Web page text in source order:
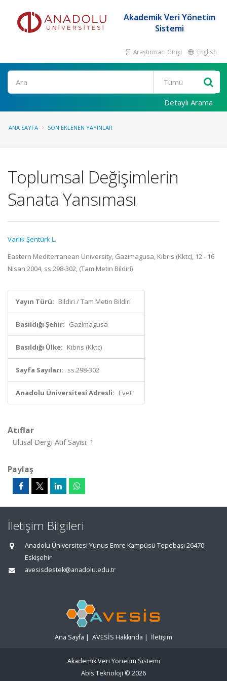
Akademik Veri Yönetim
Sistemi
Araştırmacı Girişi English
Ara
Detaylı Arama
ANA SAYFA SON EKLENEN YAYINLAR
Toplumsal Değişimlerin
Sanata Yansıması
Varlık Şentürk L.
Eastern Mediterranean University, Gazimagusa, Kıbrıs (Kktc), 12 - 16
Nisan 2004, ss.298-302, (Tam Metin Bildiri)
Yayın Türü: Bildiri / Tam Metin Bildiri
Basıldığı Şehir: Gazimagusa
Basıldığı Ülke: Kıbrıs (Kktc)
Sayfa Sayıları: ss.298-302
Anadolu Üniversitesi Adresli: Evet
Atıflar
Ulusal Dergi Atıf Sayısı: 1
Paylaş
İletişim Bilgileri
Anadolu Üniversitesi Yunus Emre Kampüsü Tepebaşı 26470
Eskişehir
avesisdestek@anadolu.edu.tr
Ana Sayfa | AVESİS Hakkında | İletişim
Akademik Veri Yönetim Sistemi
Abis Teknoloji © 2026